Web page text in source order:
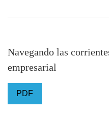
Navegando las
empresarial
PDF